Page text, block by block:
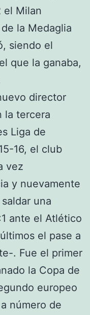
el Milan
la Medaglia
siendo el
que la ganaba,
director
la tercera
Liga de
16, el club
vez
y nuevamente
una
ante el Atlético
el pase a
. Fue el primer
la Copa de
europeo
número de